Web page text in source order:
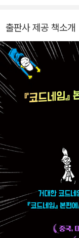
출판사 제공 책소개